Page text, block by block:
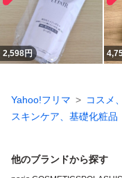
2,598円
Yahoo!フリマ
コスメ
スキンケア、基礎化粧品
他のブランドから探す